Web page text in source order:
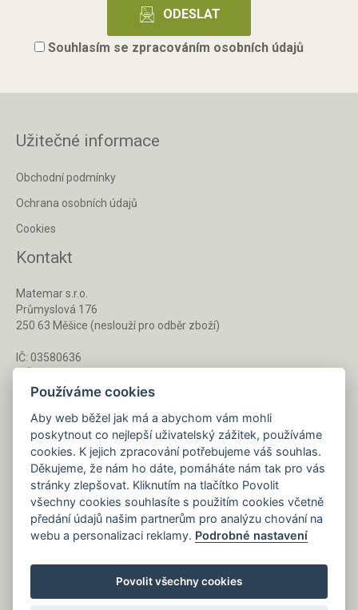
Souhlasím se zpracováním osobních údajů
Užitečné informace
Obchodní podmínky
Ochrana osobních údajů
Cookies
Kontakt
Matemar s.r.o.
Průmyslová 176
250 63 Měšice (neslouží pro odběr zboží)
IČ: 03580636
Po - Pá 8 - 16 h
733 127 788
Napište nám kdykoliv!
info@gastrochemie.cz
Používáme cookies
Aby web běžel jak má a abychom vám mohli
poskytnout co nejlepší uživatelský zážitek, používáme
cookies. K jejich zpracování potřebujeme váš souhlas.
Děkujeme, že nám ho dáte, pomáháte nám tak pro vás
stránky zlepšovat. Kliknutím na tlačítko Povolit
všechny cookies souhlasíte s použitím cookies včetně
předání údajů našim partnerům pro analýzu chování na
webu a personalizaci reklamy. Podrobné nastavení
Povolit všechny cookies